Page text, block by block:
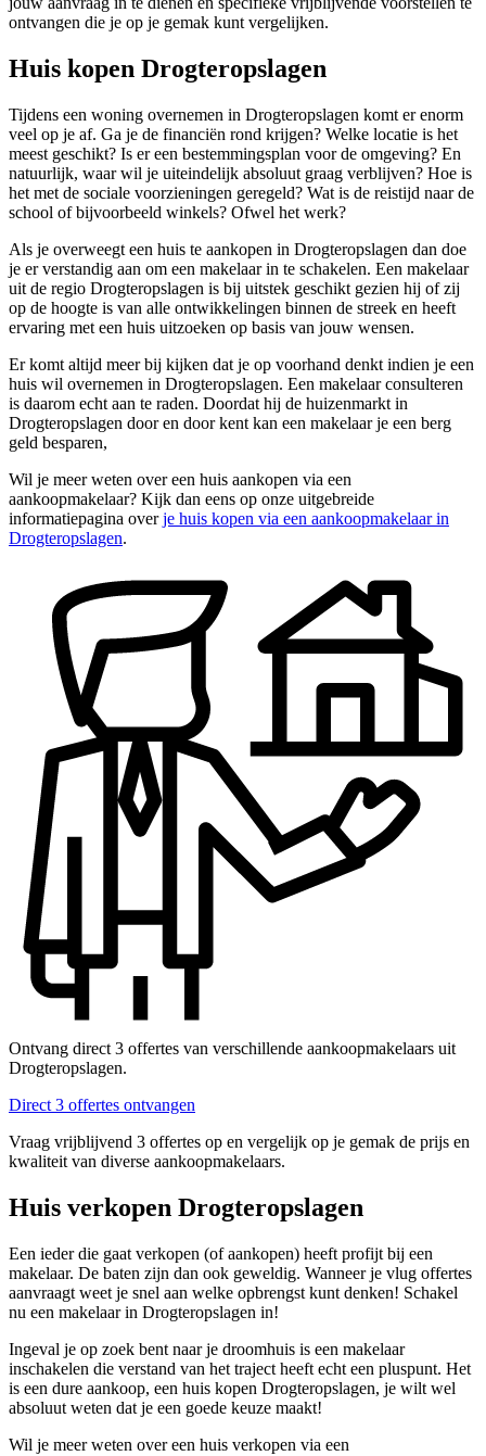
ontvangen die je op je gemak kunt vergelijken.
Huis kopen Drogteropslagen
Tijdens een woning overnemen in Drogteropslagen komt er enorm
veel op je af. Ga je de financiën rond krijgen? Welke locatie is het
meest geschikt? Is er een bestemmingsplan voor de omgeving? En
natuurlijk, waar wil je uiteindelijk absoluut graag verblijven? Hoe is
het met de sociale voorzieningen geregeld? Wat is de reistijd naar de
school of bijvoorbeeld winkels? Ofwel het werk?
Als je overweegt een huis te aankopen in Drogteropslagen dan doe
je er verstandig aan om een makelaar in te schakelen. Een makelaar
uit de regio Drogteropslagen is bij uitstek geschikt gezien hij of zij
op de hoogte is van alle ontwikkelingen binnen de streek en heeft
ervaring met een huis uitzoeken op basis van jouw wensen.
Er komt altijd meer bij kijken dat je op voorhand denkt indien je een
huis wil overnemen in Drogteropslagen. Een makelaar consulteren
is daarom echt aan te raden. Doordat hij de huizenmarkt in
Drogteropslagen door en door kent kan een makelaar je een berg
geld besparen,
Wil je meer weten over een huis aankopen via een
aankoopmakelaar? Kijk dan eens op onze uitgebreide
informatiepagina overje huis kopen via een aankoopmakelaar in
Drogteropslagen.
Ontvang direct 3 offertes van verschillende aankoopmakelaars uit
Drogteropslagen.
Direct 3 offertes ontvangen
Vraag vrijblijvend 3 offertes op en vergelijk op je gemak de prijs en
kwaliteit van diverse aankoopmakelaars.
Huis verkopen Drogteropslagen
Een ieder die gaat verkopen (of aankopen) heeft profijt bij een
makelaar. De baten zijn dan ook geweldig. Wanneer je vlug offertes
aanvraagt weet je snel aan welke opbrengst kunt denken! Schakel
nu een makelaar in Drogteropslagen in!
Ingeval je op zoek bent naar je droomhuis is een makelaar
inschakelen die verstand van het traject heeft echt een pluspunt. Het
is een dure aankoop, een huis kopen Drogteropslagen, je wilt wel
absoluut weten dat je een goede keuze maakt!
Wil je meer weten over een huis verkopen via een